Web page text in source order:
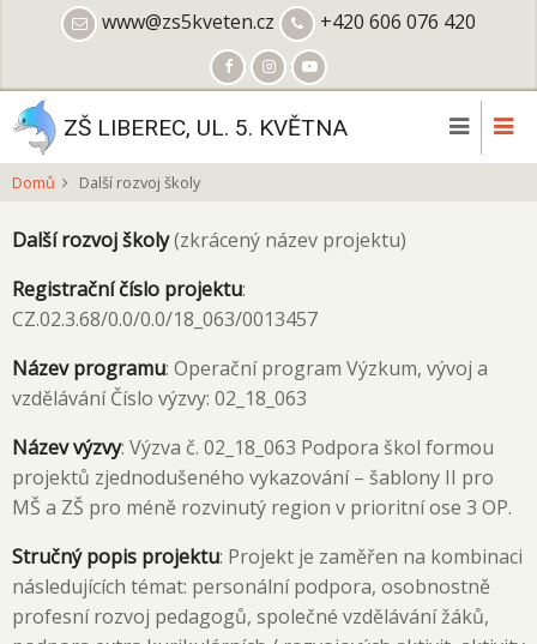
obsahu
www@zs5kveten.cz +420 606 076 420
ZŠ LIBEREC, UL. 5. KVĚTNA
Domů Další rozvoj školy
Další rozvoj školy(zkrácený název projektu)
Registrační číslo projektu:
CZ.02.3.68/0.0/0.0/18_063/0013457
Název programu: Operační program Výzkum, vývoj a
vzdělávání Číslo výzvy: 02_18_063
Název výzvy: Výzva č. 02_18_063 Podpora škol formou
projektů zjednodušeného vykazování – šablony II pro
MŠ a ZŠ pro méně rozvinutý region v prioritní ose 3 OP.
Stručný popis projektu: Projekt je zaměřen na kombinaci
následujících témat: personální podpora, osobnostně
profesní rozvoj pedagogů, společné vzdělávání žáků,